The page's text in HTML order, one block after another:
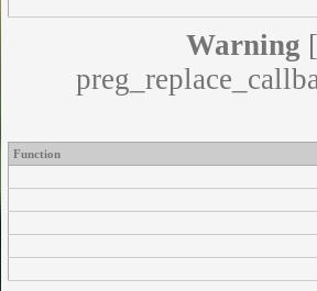
Warning
Function